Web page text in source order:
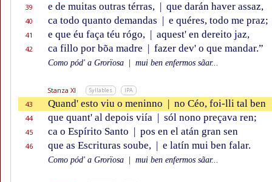
39 e de muitas outras térras, | que darán haver assaz,
40 ca todo quanto demandas | e quéres, todo me praz;
41 e que éu faça téu rógo, | aquest' en dereito jaz,
42 ca fillo por bõa madre | fazer dev' o que mandar.”
Como pód' a Grorïosa mui ben enfermos sãar...
Stanza XI Syllables IPA
43 Quand' esto viu o meninno | no Céo, foi-lli tal ben
44 que quant' al depois viía | sól nono preçava ren;
45 ca o Espírito Santo | pos en el atán gran sen
46 que as Escrituras soube, | e latín mui ben falar.
Como pód' a Grorïosa mui ben enfermos sãar...